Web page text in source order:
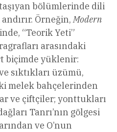
bölümlerinde dili
Örneğin,Modern
“Teorik Yeti”
arasındaki
biçimde yüklenir:
sıktıkları üzümü,
melek bahçelerinden
ve çiftçiler; yonttukları
Tanrı’nın gölgesi
ve O’nun